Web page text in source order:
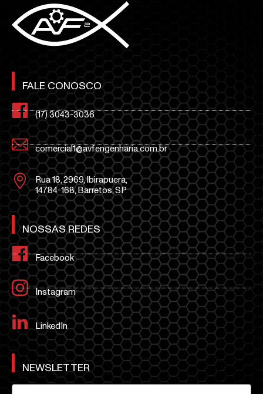
FALE CONOSCO
(17) 3043-3036
comercial1@avfengenharia.com.br
Rua 18, 2969, Ibirapuera,
14784-168, Barretos, SP
NOSSAS REDES
Facebook
Instagram
LinkedIn
NEWSLETTER